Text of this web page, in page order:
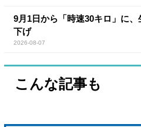
9月1日から「時速30キロ」に
下げ
2026-08-07
こんな記事も